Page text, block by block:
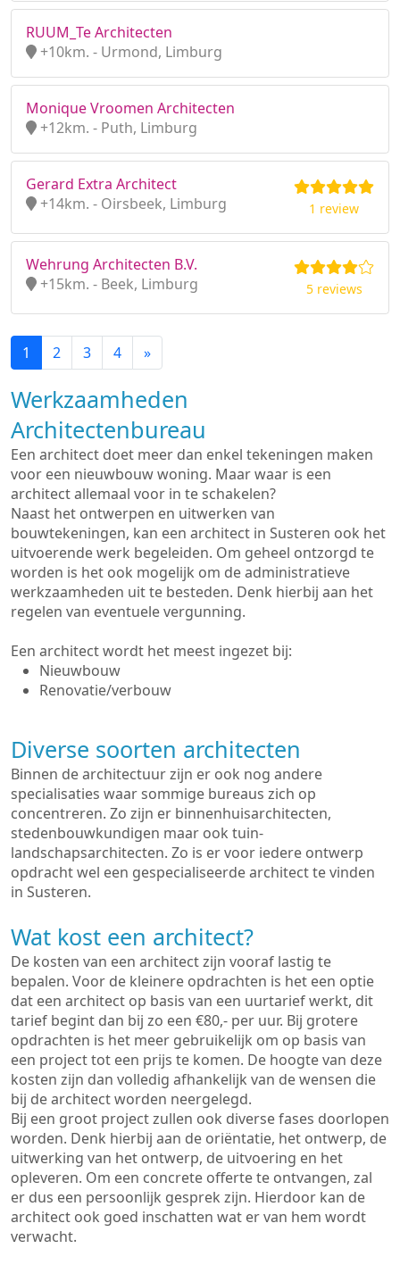
RUUM_Te Architecten
+10km. - Urmond, Limburg
Monique Vroomen Architecten
+12km. - Puth, Limburg
Gerard Extra Architect
+14km. - Oirsbeek, Limburg
1 review
Wehrung Architecten B.V.
+15km. - Beek, Limburg
5 reviews
1 2 3 4 »
Werkzaamheden
Architectenbureau
Een architect doet meer dan enkel tekeningen maken
voor een nieuwbouw woning. Maar waar is een
architect allemaal voor in te schakelen?
Naast het ontwerpen en uitwerken van
bouwtekeningen, kan een architect in Susteren ook het
uitvoerende werk begeleiden. Om geheel ontzorgd te
worden is het ook mogelijk om de administratieve
werkzaamheden uit te besteden. Denk hierbij aan het
regelen van eventuele vergunning.
Een architect wordt het meest ingezet bij:
Nieuwbouw
Renovatie/verbouw
Diverse soorten architecten
Binnen de architectuur zijn er ook nog andere
specialisaties waar sommige bureaus zich op
concentreren. Zo zijn er binnenhuisarchitecten,
stedenbouwkundigen maar ook tuin-
landschapsarchitecten. Zo is er voor iedere ontwerp
opdracht wel een gespecialiseerde architect te vinden
in Susteren.
Wat kost een architect?
De kosten van een architect zijn vooraf lastig te
bepalen. Voor de kleinere opdrachten is het een optie
dat een architect op basis van een uurtarief werkt, dit
tarief begint dan bij zo een €80,- per uur. Bij grotere
opdrachten is het meer gebruikelijk om op basis van
een project tot een prijs te komen. De hoogte van deze
kosten zijn dan volledig afhankelijk van de wensen die
bij de architect worden neergelegd.
Bij een groot project zullen ook diverse fases doorlopen
worden. Denk hierbij aan de oriëntatie, het ontwerp, de
uitwerking van het ontwerp, de uitvoering en het
opleveren. Om een concrete offerte te ontvangen, zal
er dus een persoonlijk gesprek zijn. Hierdoor kan de
architect ook goed inschatten wat er van hem wordt
verwacht.